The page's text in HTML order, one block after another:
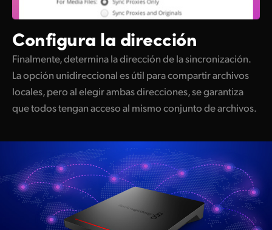
Configura la dirección
Finalmente, determina la dirección de la sincronización.
La opción unidireccional es útil para compartir archivos
locales, pero al elegir ambas direcciones, se garantiza
que todos tengan acceso al mismo conjunto de archivos.